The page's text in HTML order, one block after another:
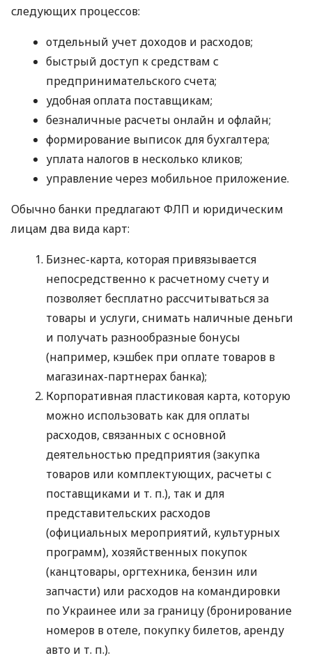
следующих процессов:
отдельный учет доходов и расходов;
быстрый доступ к средствам с
предпринимательского счета;
удобная оплата поставщикам;
безналичные расчеты онлайн и офлайн;
формирование выписок для бухгалтера;
уплата налогов в несколько кликов;
управление через мобильное приложение.
Обычно банки предлагают ФЛП и юридическим
лицам два вида карт:
Бизнес-карта, которая привязывается
непосредственно к расчетному счету и
позволяет бесплатно рассчитываться за
товары и услуги, снимать наличные деньги
и получать разнообразные бонусы
(например, кэшбек при оплате товаров в
магазинах-партнерах банка);
Корпоративная пластиковая карта, которую
можно использовать как для оплаты
расходов, связанных с основной
деятельностью предприятия (закупка
товаров или комплектующих, расчеты с
поставщиками и т. п.), так и для
представительских расходов
(официальных мероприятий, культурных
программ), хозяйственных покупок
(канцтовары, оргтехника, бензин или
запчасти) или расходов на командировки
по Украинее или за границу (бронирование
номеров в отеле, покупку билетов, аренду
авто и т. п.).